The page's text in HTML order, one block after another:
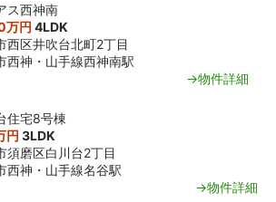
ス西神南
万円 4LDK
西区井吹台北町2丁目
西神・山手線西神南駅
→物件詳細
住宅8号棟
円 3LDK
須磨区白川台2丁目
西神・山手線名谷駅
→物件詳細